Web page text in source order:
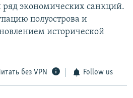
ряд экономических санкций.
полуострова и
исторической
без VPN Follow us